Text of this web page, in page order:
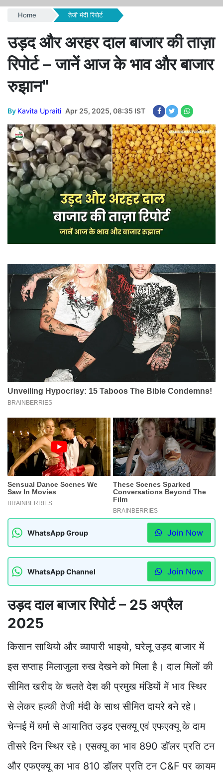
Home तेजी मंदी रिपोर्ट
उड़द और अरहर दाल बाजार की ताज़ा
रिपोर्ट – जानें आज के भाव और बाजार
रुझान"
By Kavita Upraiti Apr 25, 2025, 08:35 IST
WhatsApp Group Join Now
WhatsApp Channel Join Now
उड़द दाल बाजार रिपोर्ट – 25 अप्रैल
2025
किसान साथियो और व्यापारी भाइयो, घरेलू उड़द बाजार में
इस सप्ताह मिलाजुला रुख देखने को मिला है। दाल मिलों की
सीमित खरीद के चलते देश की प्रमुख मंडियों में भाव स्थिर
से लेकर हल्की तेजी मंदी के साथ सीमित दायरे बने रहे।
चेन्नई में बर्मा से आयातित उड़द एसक्यू एवं एफएक्यू के दाम
तीसरे दिन स्थिर रहे। एसक्यू का भाव 890 डॉलर प्रति टन
और एफएक्यू का भाव 810 डॉलर प्रति टन C&F पर कायम